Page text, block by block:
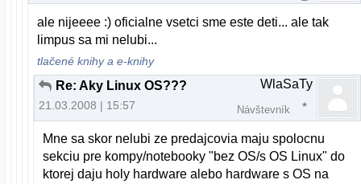
ale nijeeee :) oficialne vsetci sme este deti... ale tak
limpus sa mi nelubi...
tlačené knihy a e-knihy
Re: Aky Linux OS???
21.03.2008 | 15:57
WlaSaTy
Návštevník
Mne sa skor nelubi ze predajcovia maju spolocnu
sekciu pre kompy/notebooky "bez OS/s OS Linux" do
ktorej daju holy hardware alebo hardware s OS na